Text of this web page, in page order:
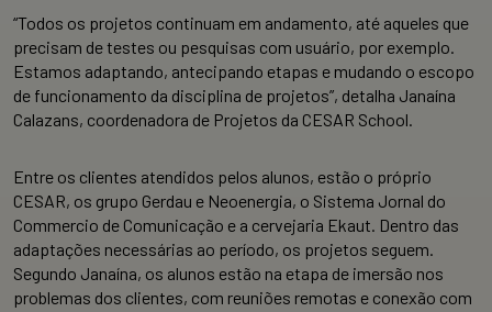
“Todos os projetos continuam em andamento, até aqueles que
precisam de testes ou pesquisas com usuário, por exemplo.
Estamos adaptando, antecipando etapas e mudando o escopo
de funcionamento da disciplina de projetos”, detalha Janaína
Calazans, coordenadora de Projetos da CESAR School.
Entre os clientes atendidos pelos alunos, estão o próprio
CESAR, os grupo Gerdau e Neoenergia, o Sistema Jornal do
Commercio de Comunicação e a cervejaria Ekaut. Dentro das
adaptações necessárias ao período, os projetos seguem.
Segundo Janaína, os alunos estão na etapa de imersão nos
problemas dos clientes, com reuniões remotas e conexão com